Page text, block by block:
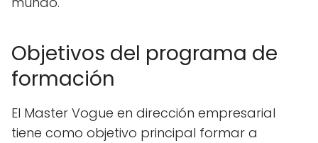
Objetivos del programa de
formación
El Master Vogue en dirección empresarial
tiene como objetivo principal formar a